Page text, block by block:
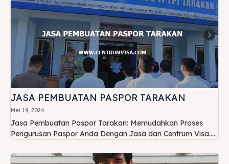
JASA PEMBUATAN PASPOR TARAKAN
Mei 19, 2024
Jasa Pembuatan Paspor Tarakan: Memudahkan Proses
Pengurusan Paspor Anda Dengan Jasa dari Centrum Visa....